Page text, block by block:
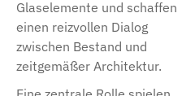
Glaselemente und schaffen
einen reizvollen Dialog
zwischen Bestand und
zeitgemäßer Architektur.